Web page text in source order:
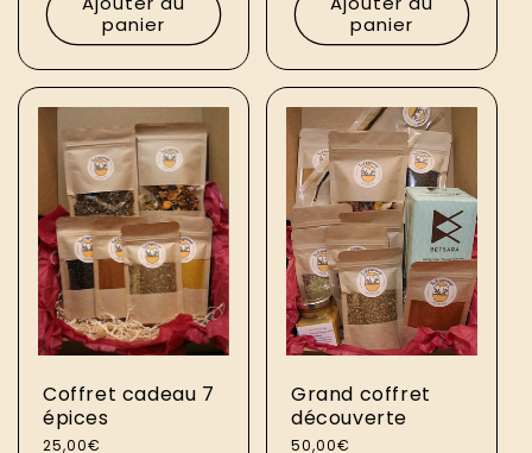
panier
panier
Coffret cadeau 7
épices
Prix
25,00€
Grand coffret
découverte
Prix
50,00€